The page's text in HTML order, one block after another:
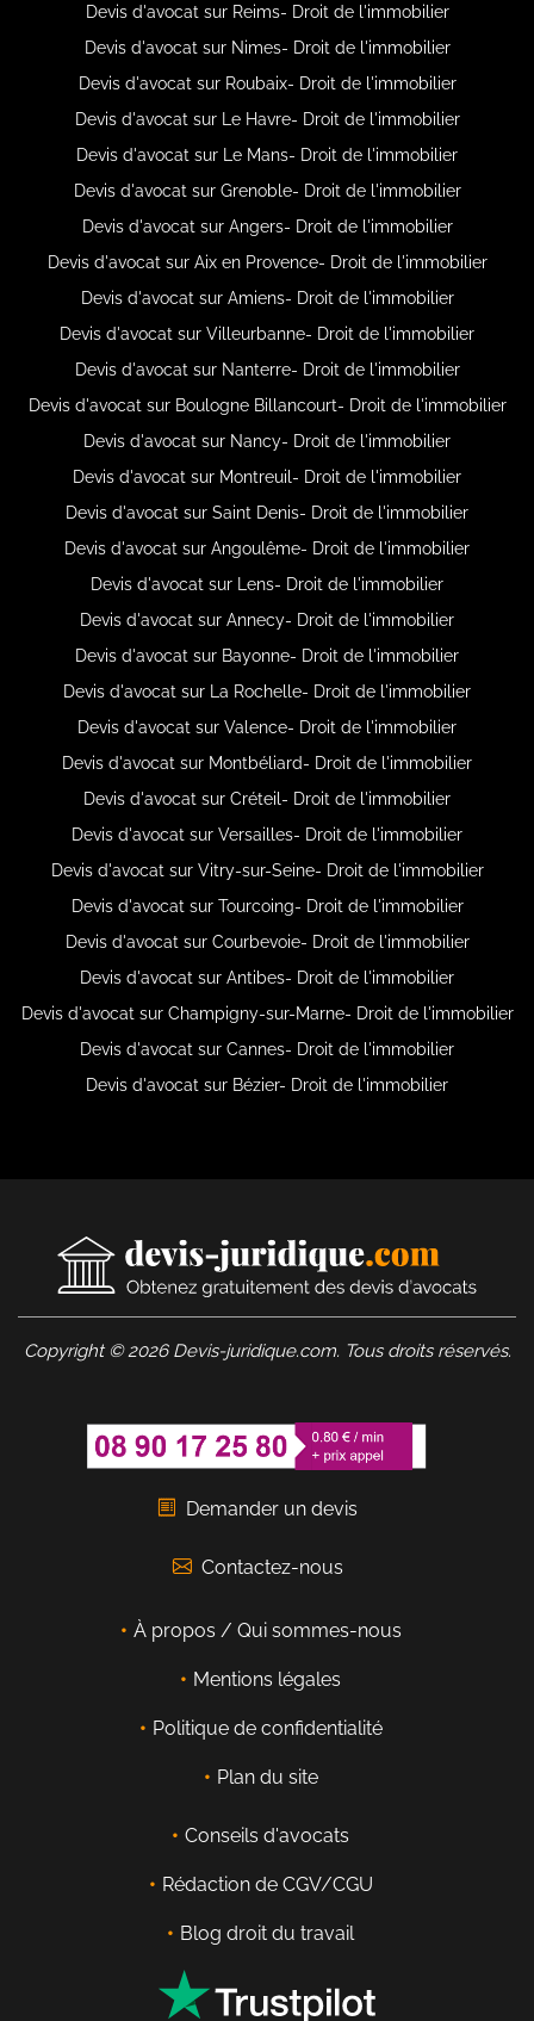
Devis d'avocat sur Reims- Droit de l'immobilier
Devis d'avocat sur Nimes- Droit de l'immobilier
Devis d'avocat sur Roubaix- Droit de l'immobilier
Devis d'avocat sur Le Havre- Droit de l'immobilier
Devis d'avocat sur Le Mans- Droit de l'immobilier
Devis d'avocat sur Grenoble- Droit de l'immobilier
Devis d'avocat sur Angers- Droit de l'immobilier
Devis d'avocat sur Aix en Provence- Droit de l'immobilier
Devis d'avocat sur Amiens- Droit de l'immobilier
Devis d'avocat sur Villeurbanne- Droit de l'immobilier
Devis d'avocat sur Nanterre- Droit de l'immobilier
Devis d'avocat sur Boulogne Billancourt- Droit de l'immobilier
Devis d'avocat sur Nancy- Droit de l'immobilier
Devis d'avocat sur Montreuil- Droit de l'immobilier
Devis d'avocat sur Saint Denis- Droit de l'immobilier
Devis d'avocat sur Angoulême- Droit de l'immobilier
Devis d'avocat sur Lens- Droit de l'immobilier
Devis d'avocat sur Annecy- Droit de l'immobilier
Devis d'avocat sur Bayonne- Droit de l'immobilier
Devis d'avocat sur La Rochelle- Droit de l'immobilier
Devis d'avocat sur Valence- Droit de l'immobilier
Devis d'avocat sur Montbéliard- Droit de l'immobilier
Devis d'avocat sur Créteil- Droit de l'immobilier
Devis d'avocat sur Versailles- Droit de l'immobilier
Devis d'avocat sur Vitry-sur-Seine- Droit de l'immobilier
Devis d'avocat sur Tourcoing- Droit de l'immobilier
Devis d'avocat sur Courbevoie- Droit de l'immobilier
Devis d'avocat sur Antibes- Droit de l'immobilier
Devis d'avocat sur Champigny-sur-Marne- Droit de l'immobilier
Devis d'avocat sur Cannes- Droit de l'immobilier
Devis d'avocat sur Bézier- Droit de l'immobilier
Copyright © 2026 Devis-juridique.com. Tous droits réservés.
Demander un devis
Contactez-nous
À propos / Qui sommes-nous
Mentions légales
Politique de confidentialité
Plan du site
Conseils d'avocats
Rédaction de CGV/CGU
Blog droit du travail